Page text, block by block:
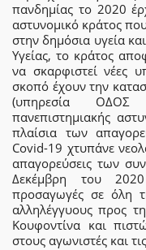
πανδημίας το 2020
αστυνομικό κράτος
στην δημόσια υγεία
Υγείας, το κράτος
να σκαρφιστεί νέες
σκοπό έχουν την
(υπηρεσία ΟΔΟΣ
πανεπιστημιακής
πλαίσια των
Covid-19 χτυπάνε
απαγορεύσεις των
Δεκέμβρη του 2020
προσαγωγές σε όλη
αλληλέγγυους προς
Κουφοντίνα και
στους αγωνιστές και